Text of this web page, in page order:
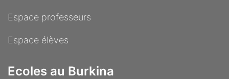
Espace professeurs
Espace élèves
Ecoles au Burkina